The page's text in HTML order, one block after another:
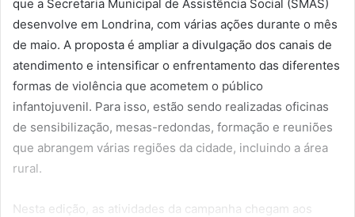
que a Secretaria Municipal de Assistência Social (SMAS)
desenvolve em Londrina, com várias ações durante o mês
de maio. A proposta é ampliar a divulgação dos canais de
atendimento e intensificar o enfrentamento das diferentes
formas de violência que acometem o público
infantojuvenil. Para isso, estão sendo realizadas oficinas
de sensibilização, mesas-redondas, formação e reuniões
que abrangem várias regiões da cidade, incluindo a área
rural.
Nesta edição, as atividades da campanha chegam aos